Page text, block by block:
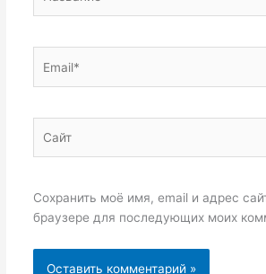
Сохранить моё имя, email и адрес
браузере для последующих моих